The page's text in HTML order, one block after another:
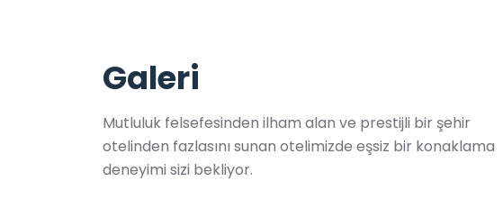
Galeri
Mutluluk felsefesinden ilham alan ve prestijli bir şehir
otelinden fazlasını sunan otelimizde eşsiz bir konaklama
deneyimi sizi bekliyor.